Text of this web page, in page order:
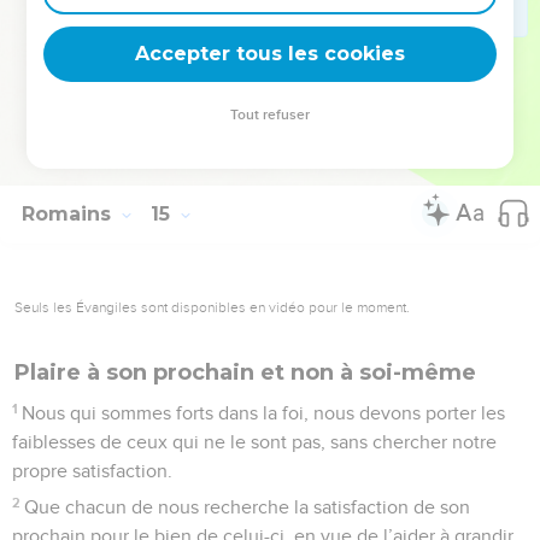
est déjà condamné, car son attitude ne découle pas de la foi.
Or tout ce qui ne découle pas de la foi est péché.
La Bible Du Semeur Copyright © 1992, 1999 by Biblica, Inc.® Used by permission.
Romains 15
Seuls les Évangiles sont disponibles en vidéo pour le moment.
Plaire à son prochain et non à soi-même
1 Nous qui sommes forts dans la foi, nous devons porter les
faiblesses de ceux qui ne le sont pas, sans chercher notre
propre satisfaction.
2 Que chacun de nous recherche la satisfaction de son
prochain pour le bien de celui-ci, en vue de l’aider à grandir
Accepter tous les cookies
Tout refuser